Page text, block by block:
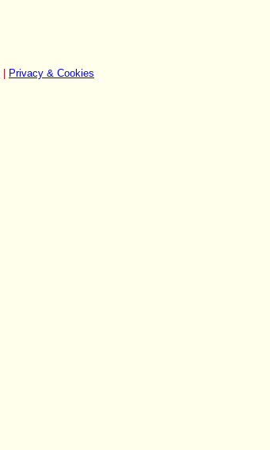
Privacy & Cookies